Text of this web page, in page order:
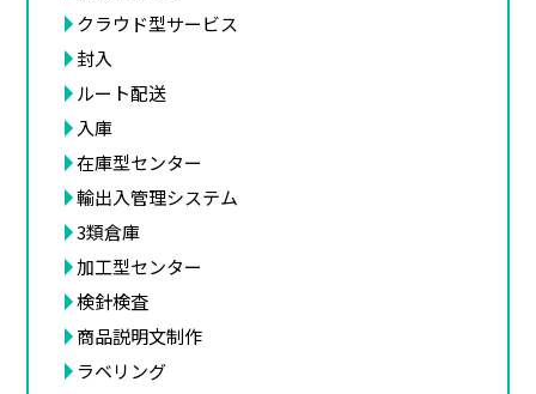
クラウド型サービス
封入
ルート配送
入庫
在庫型センター
輸出入管理システム
3類倉庫
加工型センター
検針検査
商品説明文制作
ラベリング